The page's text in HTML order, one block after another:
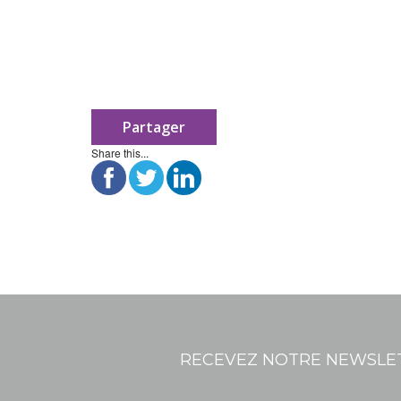
Partager
Share this...
RECEVEZ NOTRE